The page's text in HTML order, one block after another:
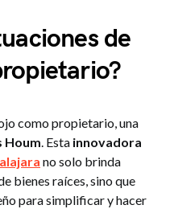
de
como propietario, una
Houm. Esta innovadora
no solo brinda
bienes raíces, sino que
para simplificar y hacer